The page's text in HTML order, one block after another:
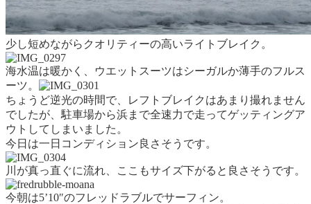
少し短めながらクオリティーの高いライトブレイク。
海水温は暖かく、ウエットスーツはシーガルか薄手のフルス
ーツ。
ちょうど逆光の時間で、レフトブレイクはあまり撮れません
でしたが、駐車場から浜まで全速力で走ってゲッティングア
ウトしてしまいました。
今日は一日コンディション良さそうです。
川が真っ直ぐに流れ、ここもサイズ下がると良さそうです。
今朝は5’10″のフレッドラブルでサーフィン。